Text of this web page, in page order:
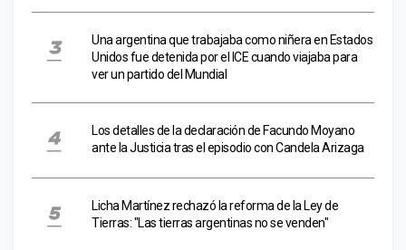
Una argentina que trabajaba como niñera en Estados
Unidos fue detenida por el ICE cuando viajaba para
ver un partido del Mundial
Los detalles de la declaración de Facundo Moyano
ante la Justicia tras el episodio con Candela Arizaga
Licha Martínez rechazó la reforma de la Ley de
Tierras: "Las tierras argentinas no se venden"